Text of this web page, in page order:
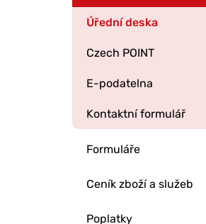
Úřední deska
Czech POINT
E-podatelna
Kontaktní formulář
Formuláře
Ceník zboží a služeb
Poplatky